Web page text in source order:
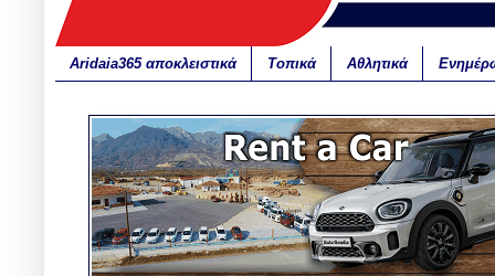
Aridaia365 αποκλειστικά Τοπικά Αθλητικά